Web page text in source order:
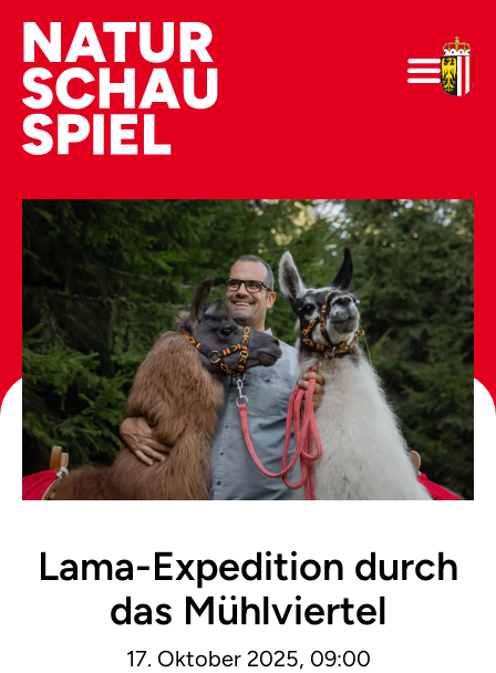
Lama-Expedition durch
das Mühlviertel
17. Oktober 2025, 09:00